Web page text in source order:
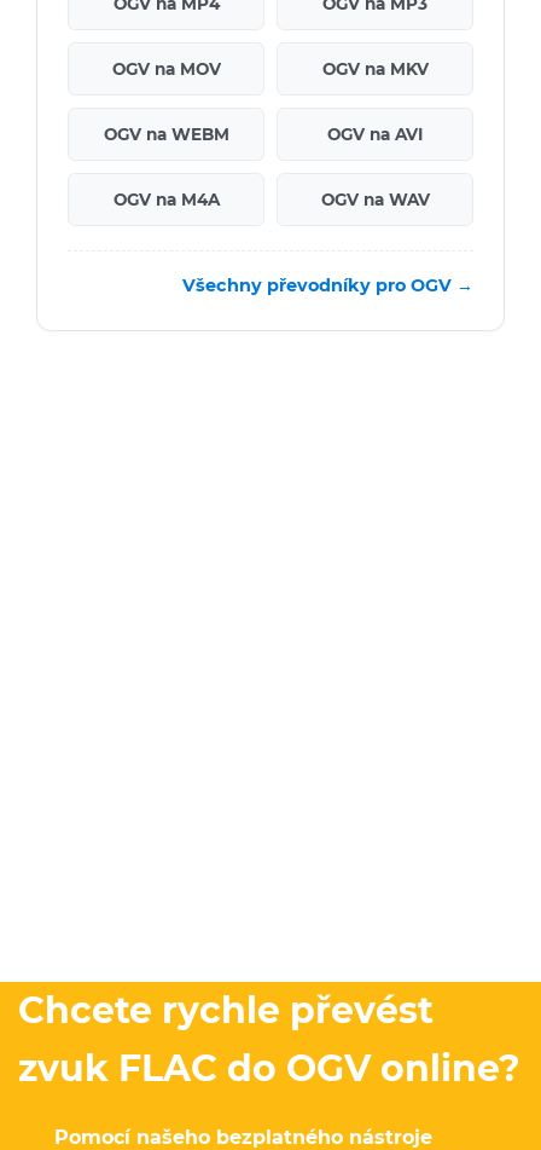
OGV na MOV OGV na MKV
OGV na WEBM OGV na AVI
OGV na M4A OGV na WAV
Všechny převodníky pro OGV →
Chcete rychle převést
zvuk FLAC do OGV online?
Pomocí našeho bezplatného nástroje